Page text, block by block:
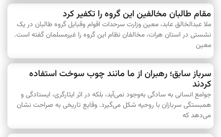
مقام طالبان مخالفین این گروه را تکفیر کرد
ملا عبدالخالق عابد، معین وزارت سرحدات اقوام وقبایل گروه طالبان در یک
نشستی در استان هرات، مخالفان نظام این گروه را غیرمسلمان گفته است.
معین
سرباز سابق؛ رهبران از ما مانند چوب سوخت استفاده
کردند
جوامع انسانی به سادگی به‌وجود نمی‌آید، بلکه در اثر ایثا‌رگری، ایستادگی و
همبستگی سربازان با روحیه شکل می‌گیرد. وقایع تاریخی به صراحت نشان
می‌دهد که